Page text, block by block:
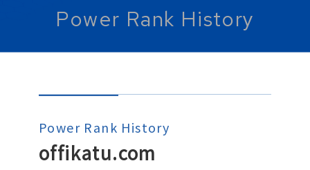
Power Rank History
Power Rank History
offikatu.com